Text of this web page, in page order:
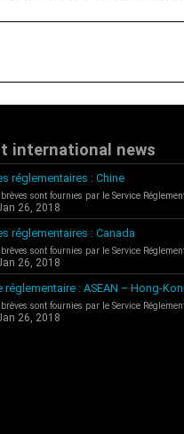
international news
réglementaires : Chine
brèves sont fournies par le Service
26, 2018
réglementaires : Canada
brèves sont fournies par le Service
26, 2018
réglementaire : ASEAN – Hong-
brèves sont fournies par le Service
26, 2018